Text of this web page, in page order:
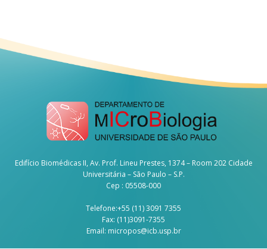
Edifício Biomédicas II, Av. Prof. Lineu Prestes, 1374 – Room 202 Cidade
Universitária – São Paulo – S.P.
Cep : 05508-000
Telefone:+55 (11) 3091 7355
Fax: (11)3091-7355
Email: micropos@icb.usp.br